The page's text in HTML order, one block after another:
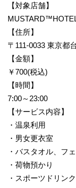
【対象店舗】
【住所】
〒111-0033 東京都
【金額】
￥700(税込)
【時間】
7:00～23:00
【サービス内容】
・温泉利用
・男女更衣室
・バスタオル、フ
・荷物預かり
・スポーツドリン